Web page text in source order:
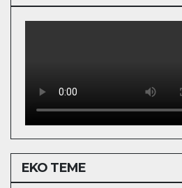
EKO TEME